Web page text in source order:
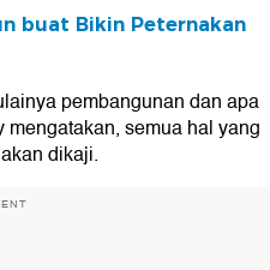
buat Bikin Peternakan
pembangunan dan apa
semua hal yang
dikaji.